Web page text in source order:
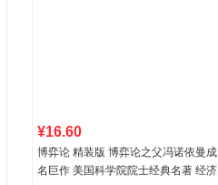
¥16.60
博弈论 精装版 博弈论之父冯诺依曼成
名巨作 美国科学院院士经典名著 经济